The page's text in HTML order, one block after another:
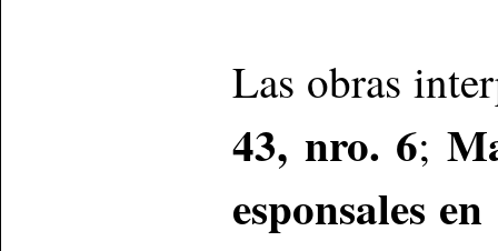
Las obras
43, nro. 6;
esponsales